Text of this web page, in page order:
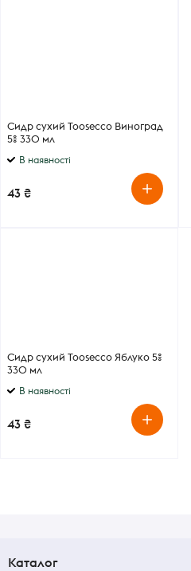
Сидр сухий Toosecco Виноград
5% 330 мл
В наявності
43 ₴
Сидр сухий Toosecco Яблуко 5%
330 мл
В наявності
43 ₴
Каталог